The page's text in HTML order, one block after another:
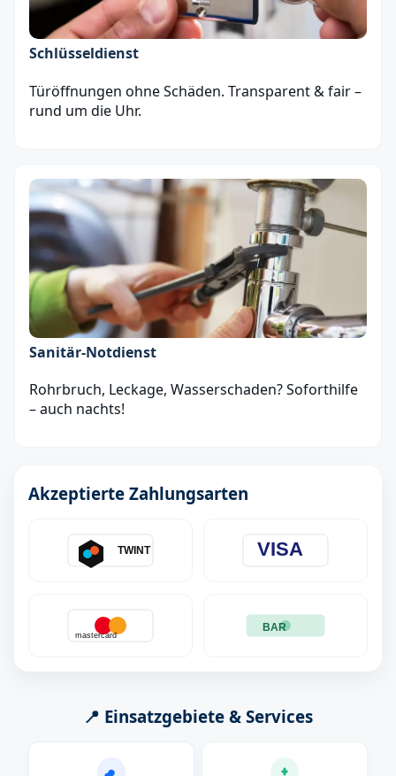
Schlüsseldienst
Türöffnungen ohne Schäden. Transparent & fair –
rund um die Uhr.
Sanitär‑Notdienst
Rohrbruch, Leckage, Wasserschaden? Soforthilfe
– auch nachts!
Akzeptierte Zahlungsarten
TWINT VISA
mastercard
BAR
📍 Einsatzgebiete & Services